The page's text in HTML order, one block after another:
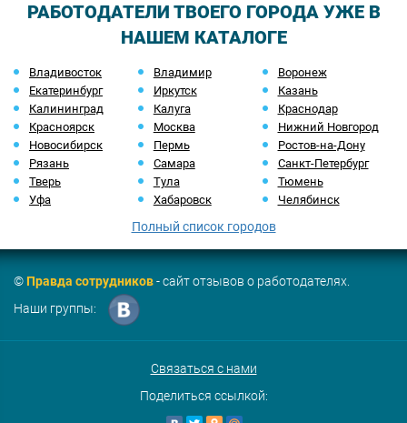
РАБОТОДАТЕЛИ ТВОЕГО ГОРОДА УЖЕ В
НАШЕМ КАТАЛОГЕ
Владивосток Владимир
Воронеж
Екатеринбург
Иркутск
Казань
Калининград
Калуга
Краснодар
Красноярск
Москва
Нижний Новгород
Новосибирск
Пермь
Ростов-на-Дону
Рязань
Самара
Санкт-Петербург
Тверь
Тула
Тюмень
Уфа
Хабаровск Челябинск
Полный список городов
©Правда сотрудников- сайт отзывов о работодателях.
Наши группы:
Связаться с нами
Поделиться ссылкой: